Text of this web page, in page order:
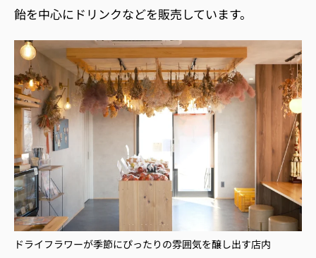
飴を中心にドリンクなどを販売しています。
ドライフラワーが季節にぴったりの雰囲気を醸し出す店内